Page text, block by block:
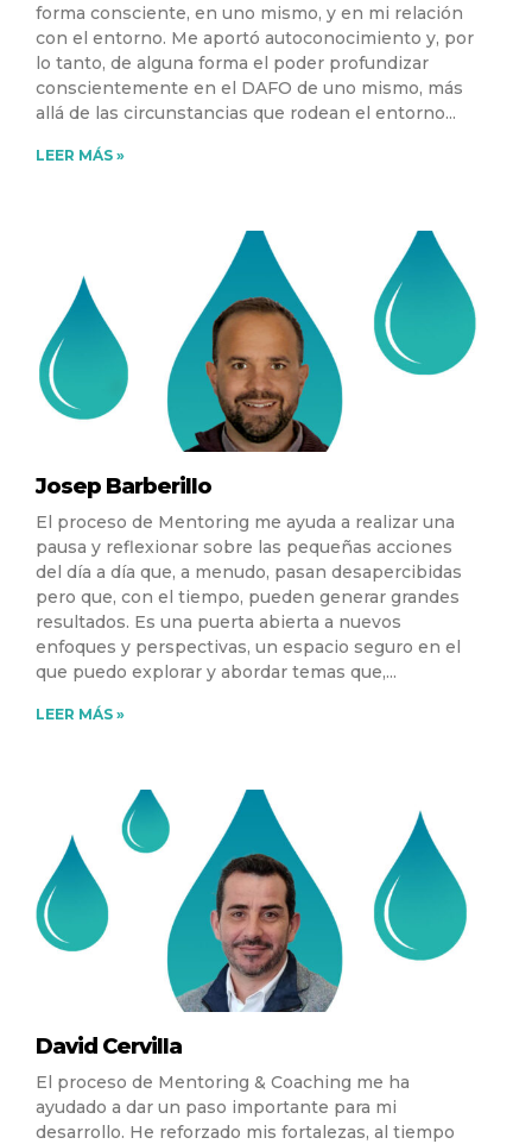
forma consciente, en uno mismo, y en mi relación
con el entorno. Me aportó autoconocimiento y, por
lo tanto, de alguna forma el poder profundizar
conscientemente en el DAFO de uno mismo, más
allá de las circunstancias que rodean el entorno
LEER MÁS »
Josep Barberillo
El proceso de Mentoring me ayuda a realizar una
pausa y reflexionar sobre las pequeñas acciones
del día a día que, a menudo, pasan desapercibidas
pero que, con el tiempo, pueden generar grandes
resultados. Es una puerta abierta a nuevos
enfoques y perspectivas, un espacio seguro en el
que puedo explorar y abordar temas que,
LEER MÁS »
David Cervilla
El proceso de Mentoring & Coaching me ha
ayudado a dar un paso importante para mi
desarrollo. He reforzado mis fortalezas, al tiempo